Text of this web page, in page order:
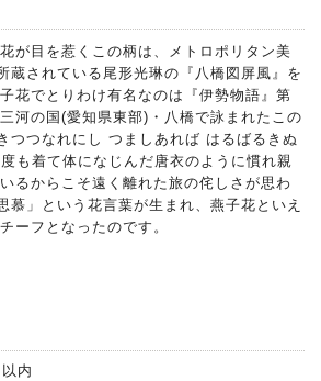
が目を惹くこの柄は、メトロポリタン美
蔵されている尾形光琳の『八橋図屏風』を
花でとりわけ有名なのは『伊勢物語』第
河の国(愛知県東部)・八橋で詠まれたこの
つつなれにし つましあれば はるばるきぬ
も着て体になじんだ唐衣のように慣れ親
るからこそ遠く離れた旅の侘しさが思わ
慕」という花言葉が生まれ、燕子花といえ
ーフとなったのです。
内